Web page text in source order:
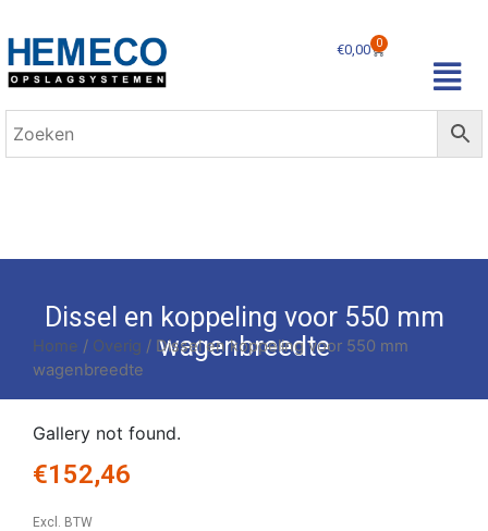
€0,00 0
Dissel en koppeling voor 550 mm
wagenbreedte
Home / Overig / Dissel en koppeling voor 550 mm
wagenbreedte
Gallery not found.
€152,46
Excl. BTW